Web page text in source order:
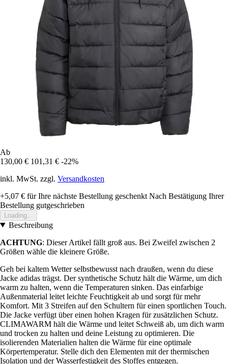
Ab
130,00 € 101,31 € -22%
inkl. MwSt. zzgl. Versandkosten
+5,07 € für Ihre nächste Bestellung geschenkt Nach Bestätigung Ihrer
Bestellung gutgeschrieben
Loading...
Beschreibung
ACHTUNG: Dieser Artikel fällt groß aus. Bei Zweifel zwischen 2
Größen wähle die kleinere Größe.
Geh bei kaltem Wetter selbstbewusst nach draußen, wenn du diese
Jacke adidas trägst. Der synthetische Schutz hält die Wärme, um dich
warm zu halten, wenn die Temperaturen sinken. Das einfarbige
Außenmaterial leitet leichte Feuchtigkeit ab und sorgt für mehr
Komfort. Mit 3 Streifen auf den Schultern für einen sportlichen Touch.
Die Jacke verfügt über einen hohen Kragen für zusätzlichen Schutz.
CLIMAWARM hält die Wärme und leitet Schweiß ab, um dich warm
und trocken zu halten und deine Leistung zu optimieren. Die
isolierenden Materialien halten die Wärme für eine optimale
Körpertemperatur. Stelle dich den Elementen mit der thermischen
Isolation und der Wasserfestigkeit des Stoffes entgegen.